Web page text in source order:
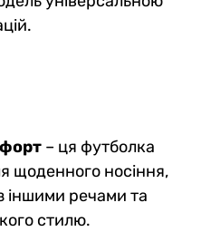
– ця футболка
щоденного носіння,
іншими речами та
стилю.